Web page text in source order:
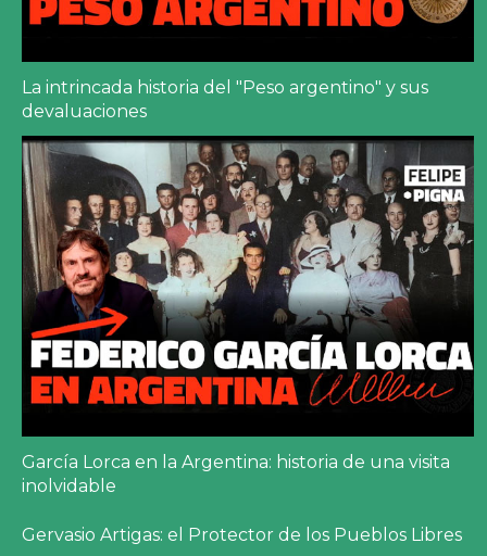
La intrincada historia del "Peso argentino" y sus
devaluaciones
García Lorca en la Argentina: historia de una visita
inolvidable
Gervasio Artigas: el Protector de los Pueblos Libres